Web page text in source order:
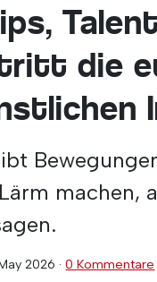
die
machen,
2026 ·0 Kommentare